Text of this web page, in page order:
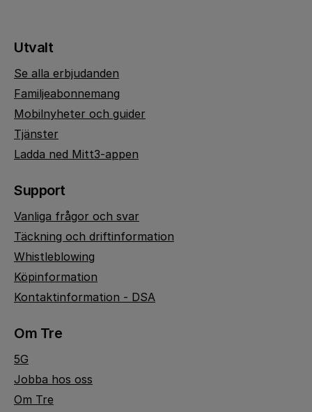
Utvalt
Se alla erbjudanden
Familjeabonnemang
Mobilnyheter och guider
Tjänster
Ladda ned Mitt3-appen
Support
Vanliga frågor och svar
Täckning och driftinformation
Whistleblowing
Köpinformation
Kontaktinformation - DSA
Om Tre
5G
Jobba hos oss
Om Tre